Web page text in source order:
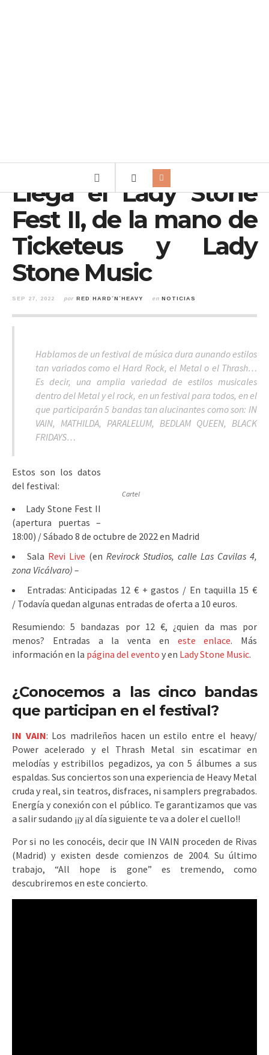
Llega el Lady Stone
Fest II, de la mano de
Ticketeus y Lady
Stone Music
SEP 27, 2022 por RED HARD´N´HEAVY en NOTICIAS
Hablamos de un festival de música dura aunando estilos
tan variados como el Hard Rock, el Metal o el Thrash…
Es decir, una amplia variedad de estilos musicales
dentro del Metal y el rock, en un festival para todos, en el
que participarán 5 bandas tan alucinantes como son: IN
VAIN, MATHILDA, PARALELUM, BEDLAM QUEEN, BLACK
FRIDAYS…
Cartel
Estos son los datos
del festival:
Lady Stone Fest II
(apertura puertas –
18:00) / Sábado 8 de octubre de 2022 en Madrid
Sala Revi Live (en Revirock Studios, calle Las Cavilas 4,
zona Vicálvaro) –
Entradas: Anticipadas 12 € + gastos / En taquilla 15 €
/ Todavía quedan algunas entradas de oferta a 10 euros.
Resumiendo: 5 bandazas por 12 €, ¿quien da mas por
menos? Entradas a la venta en este enlace. Más
información en la página del evento y en Lady Stone Music.
¿Conocemos a las cinco bandas
que participan en el festival?
IN VAIN: Los madrileños hacen un estilo entre el heavy/
Power acelerado y el Thrash Metal sin escatimar en
melodías y estribillos pegadizos, ya con 5 álbumes a sus
espaldas. Sus conciertos son una experiencia de Heavy Metal
cruda y real, sin teatros, disfraces, ni samplers pregrabados.
Energía y conexión con el público. Te garantizamos que vas
a salir sudando ¡¡y al día siguiente te va a doler el cuello!!
Por si no les conocéis, decir que IN VAIN proceden de Rivas
(Madrid) y existen desde comienzos de 2004. Su último
trabajo, “All hope is gone” es tremendo, como
descubriremos en este concierto.